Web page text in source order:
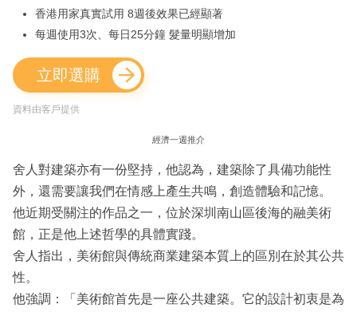
香港用家真實試用 8週後效果已經顯著
每週使用3次、每日25分鐘 髮量明顯增加
立即選購
資料由客戶提供
經濟一週推介
舍人對建築亦有一份堅持，他認為，建築除了具備功能性
外，還需要讓我們在情感上產生共鳴，創造體驗和記憶。
他近期受關注的作品之一，位於深圳南山區後海的融美術
館，正是他上述哲學的具體實踐。
舍人指出，美術館與傳統商業建築本質上的區別在於其公共
性。
他強調：「美術館首先是一座公共建築。它的設計初衷是為